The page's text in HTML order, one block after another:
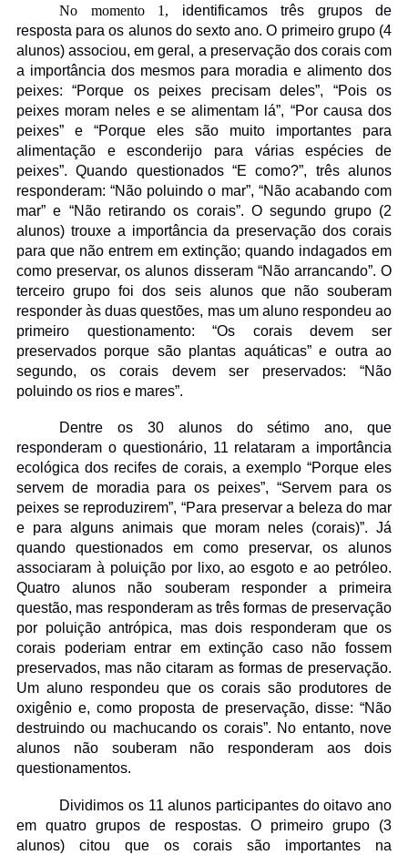
No momento 1, identificamos três grupos de
resposta para os alunos do sexto ano. O primeiro grupo (4
alunos) associou, em geral, a preservação dos corais com
a importância dos mesmos para moradia e alimento dos
peixes: “Porque os peixes precisam deles”, “Pois os
peixes moram neles e se alimentam lá”, “Por causa dos
peixes” e “Porque eles são muito importantes para
alimentação e esconderijo para várias espécies de
peixes”. Quando questionados “E como?”, três alunos
responderam: “Não poluindo o mar”, “Não acabando com
mar” e “Não retirando os corais”. O segundo grupo (2
alunos) trouxe a importância da preservação dos corais
para que não entrem em extinção; quando indagados em
como preservar, os alunos disseram “Não arrancando”. O
terceiro grupo foi dos seis alunos que não souberam
responder às duas questões, mas um aluno respondeu ao
primeiro questionamento: “Os corais devem ser
preservados porque são plantas aquáticas” e outra ao
segundo, os corais devem ser preservados: “Não
poluindo os rios e mares”.
Dentre os 30 alunos do sétimo ano, que
responderam o questionário, 11 relataram a importância
ecológica dos recifes de corais, a exemplo “Porque eles
servem de moradia para os peixes”, “Servem para os
peixes se reproduzirem”, “Para preservar a beleza do mar
e para alguns animais que moram neles (corais)”. Já
quando questionados em como preservar, os alunos
associaram à poluição por lixo, ao esgoto e ao petróleo.
Quatro alunos não souberam responder a primeira
questão, mas responderam as três formas de preservação
por poluição antrópica, mas dois responderam que os
corais poderiam entrar em extinção caso não fossem
preservados, mas não citaram as formas de preservação.
Um aluno respondeu que os corais são produtores de
oxigênio e, como proposta de preservação, disse: “Não
destruindo ou machucando os corais”. No entanto, nove
alunos não souberam não responderam aos dois
questionamentos.
Dividimos os 11 alunos participantes do oitavo ano
em quatro grupos de respostas. O primeiro grupo (3
alunos) citou que os corais são importantes na